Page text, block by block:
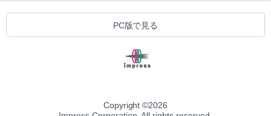
PC版で見る
Copyright ©2026